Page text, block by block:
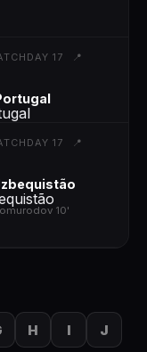
17
📍
17
📍
10'
H I J